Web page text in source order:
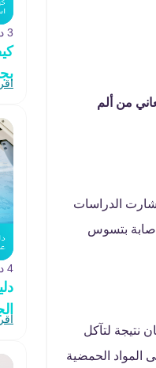
من ألم
الدراسات
بتسوس
نتيجة لتآكل
المواد الحمضية
3 دقيقة للقراءة
4 دقيقة للقراءة